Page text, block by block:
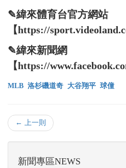
✎緯來體育台官方網站
【https://
✎緯來新聞網
【https://
MLB 洛杉磯道奇 大谷翔平 球僮
← 上一則
新聞專區NEWS